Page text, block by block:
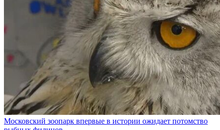
Московский зоопарк впервые в истории ожидает потомство